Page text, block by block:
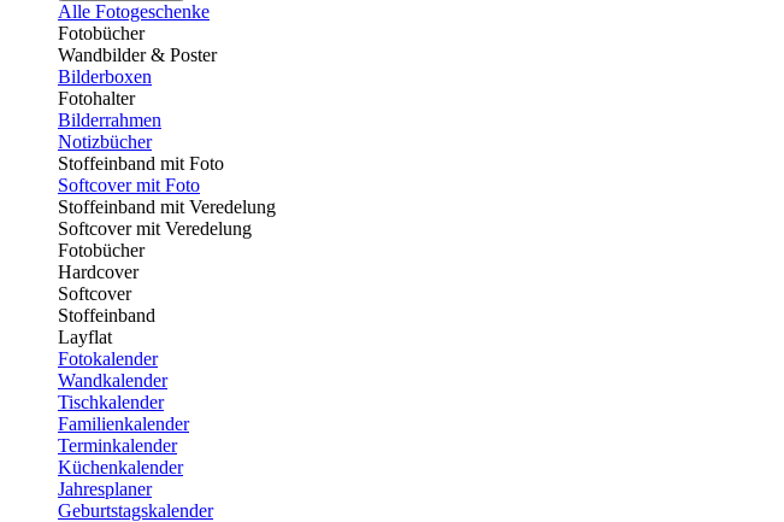
Alle Fotogeschenke
Fotobücher
Wandbilder & Poster
Bilderboxen
Fotohalter
Bilderrahmen
Notizbücher
Stoffeinband mit Foto
Softcover mit Foto
Stoffeinband mit Veredelung
Softcover mit Veredelung
Fotobücher
Hardcover
Softcover
Stoffeinband
Layflat
Fotokalender
Wandkalender
Tischkalender
Familienkalender
Terminkalender
Küchenkalender
Jahresplaner
Geburtstagskalender